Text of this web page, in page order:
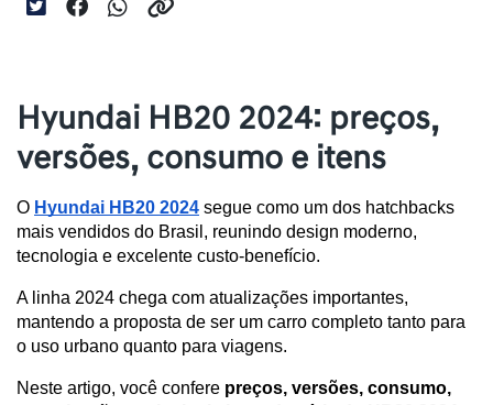
Hyundai HB20 2024: preços,
versões, consumo e itens
O Hyundai HB20 2024 segue como um dos hatchbacks
mais vendidos do Brasil, reunindo design moderno,
tecnologia e excelente custo-benefício.
A linha 2024 chega com atualizações importantes,
mantendo a proposta de ser um carro completo tanto para
o uso urbano quanto para viagens.
Neste artigo, você confere preços, versões, consumo,